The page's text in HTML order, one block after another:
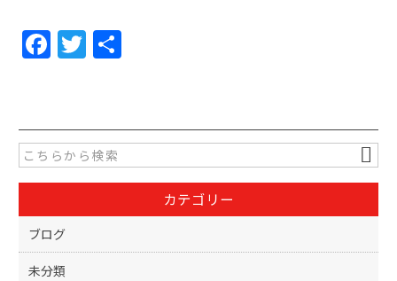
F
a
e
b
o
o
k
T
w
er
カテゴリー
ブログ
未分類